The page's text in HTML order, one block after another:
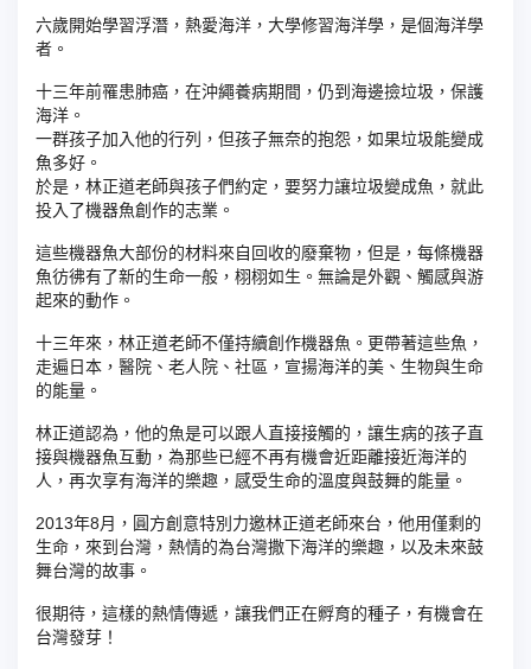
六歲開始學習浮潛，熱愛海洋，大學修習海洋學，是個海洋學
者。
十三年前罹患肺癌，在沖繩養病期間，仍到海邊撿垃圾，保護
海洋。
一群孩子加入他的行列，但孩子無奈的抱怨， 如果垃圾能變成
魚多好。
於是，林正道老師與孩子們約定，要努力讓垃圾變成魚， 就此
投入了機器魚創作的志業。
這些機器魚大部份的材料來自回收的廢棄物，但是， 每條機器
魚彷彿有了新的生命一般，栩栩如生。無論是外觀、觸感與游
起來的動作。
十三年來，林正道老師不僅持續創作機器魚。更帶著這些魚，
走遍日本，醫院、老人院、社區，宣揚海洋的美、生物與生命
的能量。
林正道認為，他的魚是可以跟人直接接觸的， 讓生病的孩子直
接與機器魚互動，為那些已經不再有機會近距離接近海洋的
人， 再次享有海洋的樂趣，感受生命的溫度與鼓舞的能量。
2013年8月，圓方創意特別力邀林正道老師來台，他用僅剩的
生命，來到台灣，熱情的為台灣撒下海洋的樂趣， 以及未來鼓
舞台灣的故事。
很期待，這樣的熱情傳遞，讓我們正在孵育的種子， 有機會在
台灣發芽！